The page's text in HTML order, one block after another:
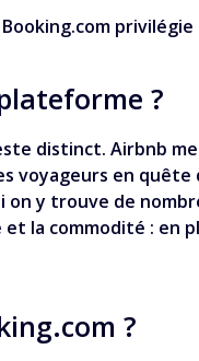
?
distinct. Airbnb
voyageurs en quête
on y trouve de
la commodité : en
?